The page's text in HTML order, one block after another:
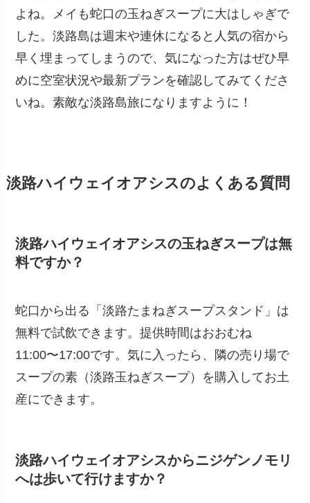
よね。メイも蛇口の玉ねぎスープに大はしゃぎで
した。淡路島は週末や連休になると人気の宿から
早く埋まってしまうので、気になった方はぜひ早
めに空室状況や最新プランを確認してみてくださ
いね。素敵な淡路島旅になりますように！
淡路ハイウェイオアシスのよくある質問
淡路ハイウェイオアシスの玉ねぎスープは無
料ですか？
蛇口から出る「淡路たまねぎスープスタンド」は
無料で試飲できます。提供時間はおおむね
11:00〜17:00です。気に入ったら、隣の売り場で
スープの素（淡路玉ねぎスープ）を購入してお土
産にできます。
淡路ハイウェイオアシスからニジゲンノモリ
へは歩いて行けますか？